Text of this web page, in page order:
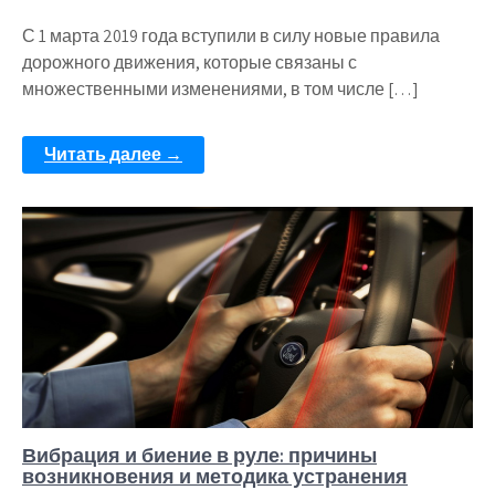
С 1 марта 2019 года вступили в силу новые правила
дорожного движения, которые связаны с
множественными изменениями, в том числе […]
Читать далее →
Вибрация и биение в руле: причины
возникновения и методика устранения